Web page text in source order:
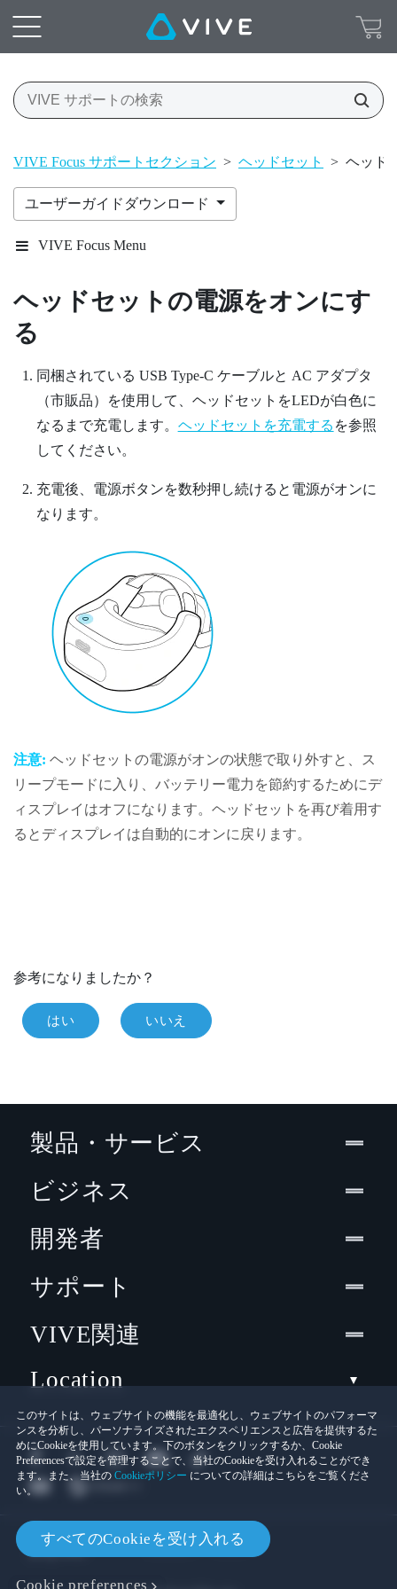
VIVE Focus サポートセクション > ヘッドセット > ヘッド
ユーザーガイドダウンロード
VIVE Focus Menu
ヘッドセット の電源をオンにす
る
同梱されている USB Type-C ケーブルと AC アダプタ
（市販品）を使用して、ヘッドセットをLEDが白色に
なるまで充電します。 ヘッドセットを充電する を参照
してください。
充電後、 電源ボタンを数秒押し続けると電源がオンに
なります。
注意: ヘッドセット の電源がオンの状態で取り外すと、ス
リープモードに入り、バッテリー電力を節約するためにデ
ィスプレイはオフになります。 ヘッドセット を再び着用す
るとディスプレイは自動的にオンに戻ります。
参考になりましたか？
はい いいえ
このサイトは、ウェブサイトの機能を最適化し、ウェブサイトのパフォーマ
ンスを分析し、パーソナライズされたエクスペリエンスと広告を提供するた
めにCookieを使用しています。下のボタンをクリックするか、Cookie
Preferencesで設定を管理することで、当社のCookieを受け入れることができ
ます。また、当社の Cookieポリシー についての詳細はこちらをご覧くださ
い。
すべてのCookieを受け入れる
Cookie preferences
製品・サービス
ビジネス
開発者
サポート
VIVE関連
Location
© 2011-2026 HTC Corporation
法的情報
Cookies